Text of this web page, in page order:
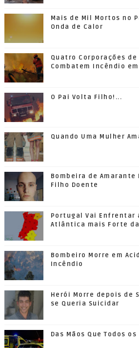
Mais de Mil Mortos no
Onda de Calor
Quatro Corporações
Combatem Incêndio
O Pai Volta Filho!...
Quando Uma Mulher
Bombeira de Amarante
Filho Doente
Portugal Vai Enfrentar
Atlântica mais Forte
Bombeiro Morre em
Incêndio
Herói Morre depois de
se Queria Suicidar
Das Mãos Que Todos